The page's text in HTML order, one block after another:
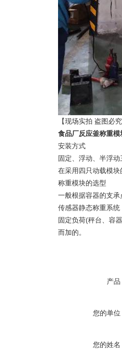
【现场实拍 盗图必
食品厂反应釜称重模
安装方式
固定、浮动、半浮
在采用四只动载模
称重模块的选型
一般根据容器的支
传感器静态称重系统
固定负荷(秤台、容
而加的。
产品
您的单位
您的姓名